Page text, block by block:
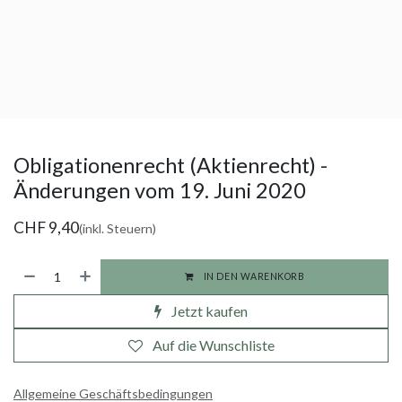
Obligationenrecht (Aktienrecht) -
Änderungen vom 19. Juni 2020
CHF9,40(inkl. Steuern)
IN DEN WARENKORB
Jetzt kaufen
Auf die Wunschliste
Allgemeine Geschäftsbedingungen